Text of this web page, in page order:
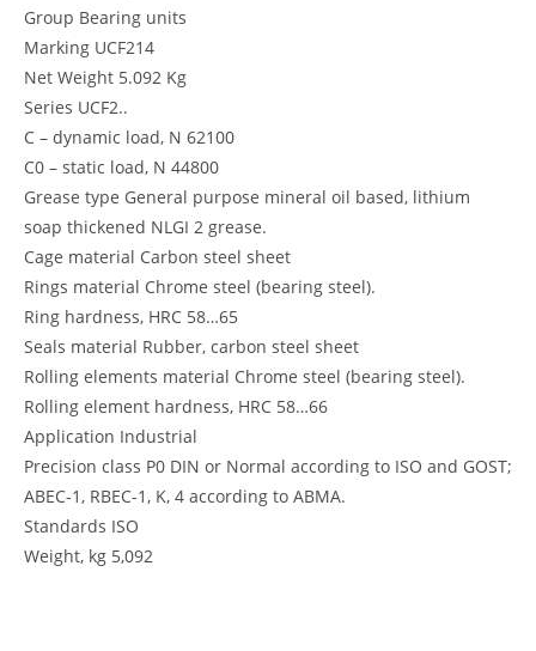
Group Bearing units
Marking UCF214
Net Weight 5.092 Kg
Series UCF2..
C – dynamic load, N 62100
C0 – static load, N 44800
Grease type General purpose mineral oil based, lithium
soap thickened NLGI 2 grease.
Cage material Carbon steel sheet
Rings material Chrome steel (bearing steel).
Ring hardness, HRC 58…65
Seals material Rubber, carbon steel sheet
Rolling elements material Chrome steel (bearing steel).
Rolling element hardness, HRC 58…66
Application Industrial
Precision class P0 DIN or Normal according to ISO and GOST;
ABEC-1, RBEC-1, K, 4 according to ABMA.
Standards ISO
Weight, kg 5,092